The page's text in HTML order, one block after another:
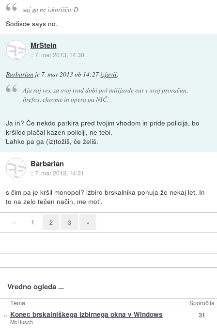
saj ga ne izkorišča:D
Sodisce says no.
MrStein
::7. mar 2013, 14:30
Barbarian je 7. mar 2013 ob 14:27izjavil:
Aja saj res, za svoj trud dobi pol milijarde eur v svoj proračun,
firefox, chrome in opera pa NIČ.
Ja in? Če nekdo parkira pred tvojim vhodom in pride policija, bo
kršilec plačal kazen policiji, ne tebi.
Lahko pa ga (iz)tožiš, če želiš.
Barbarian
::7. mar 2013, 14:31
s čim pa je kršil monopol? izbiro brskalnika ponuja že nekaj let. In
to na zelo tečen način, me moti.
« 1 2 3 »
Vredno ogleda ...
Tema Sporočila
» Konec brskalniškega izbirnega okna v Windows
McHusch
31